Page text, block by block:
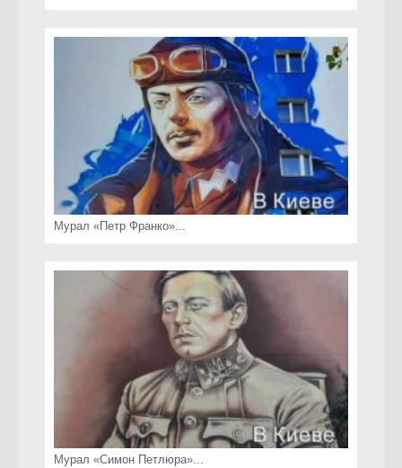
Мурал «Петр Франко»...
Мурал «Симон Петлюра»...